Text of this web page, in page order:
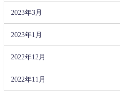
2023年3月
2023年1月
2022年12月
2022年11月